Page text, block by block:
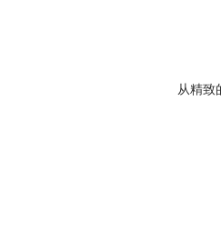
从精致